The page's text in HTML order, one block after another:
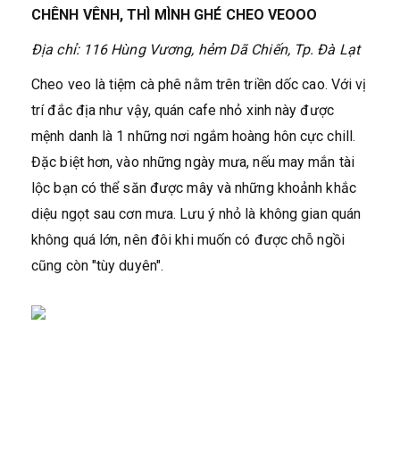
CHÊNH VÊNH, THÌ MÌNH GHÉ CHEO VEOOO
Địa chỉ: 116 Hùng Vương, hẻm Dã Chiến, Tp. Đà Lạt
Cheo veo là tiệm cà phê nằm trên triền dốc cao. Với vị
trí đắc địa như vậy, quán cafe nhỏ xinh này được
mệnh danh là 1 những nơi ngắm hoàng hôn cực chill.
Đặc biệt hơn, vào những ngày mưa, nếu may mắn tài
lộc bạn có thể săn được mây và những khoảnh khắc
diệu ngọt sau cơn mưa. Lưu ý nhỏ là không gian quán
không quá lớn, nên đôi khi muốn có được chỗ ngồi
cũng còn "tùy duyên".